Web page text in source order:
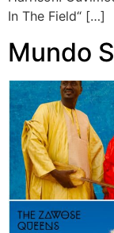
In The Field“ […]
Mundo